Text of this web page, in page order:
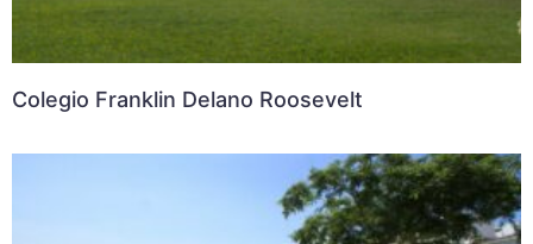
Colegio Franklin Delano Roosevelt